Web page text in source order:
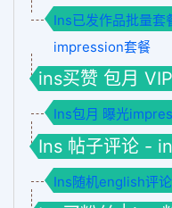
Ins已发作品批量套
impression套餐
ins买赞 包月 VIP
Ins包月 曝光
Ins 帖子评论 -
Ins随机english评论